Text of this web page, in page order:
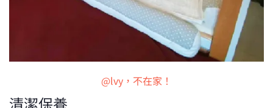
@lvy，不在家！
清潔保養